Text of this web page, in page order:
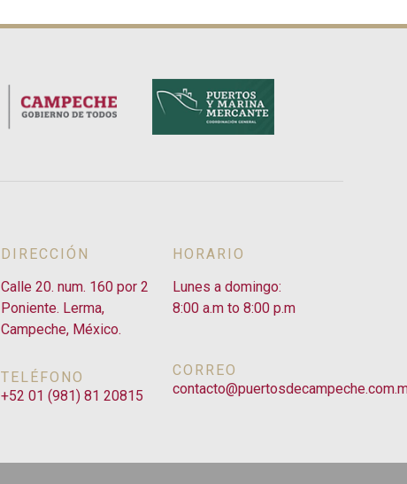
DIRECCIÓN
Calle 20. num. 160 por 2
Poniente. Lerma,
Campeche, México.
TELÉFONO
+52 01 (981) 81 20815
HORARIO
Lunes a domingo:
8:00 a.m to 8:00 p.m
CORREO